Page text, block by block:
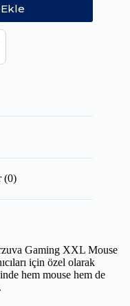
(0)
Gaming XXL Mouse
için özel olarak
hem mouse hem de